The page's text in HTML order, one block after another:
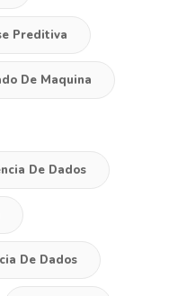
Preditiva
De Maquina
De Dados
De Dados